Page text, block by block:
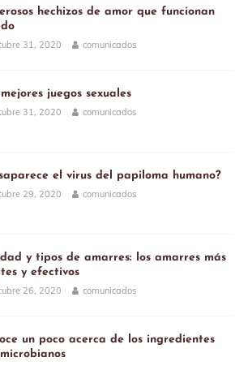
hechizos de amor que funcionan
31, 2020 comunicados
juegos sexuales
31, 2020 comunicados
el virus del papiloma humano?
29, 2020 comunicados
y tipos de amarres: los amarres más
y efectivos
26, 2020 comunicados
un poco acerca de los ingredientes